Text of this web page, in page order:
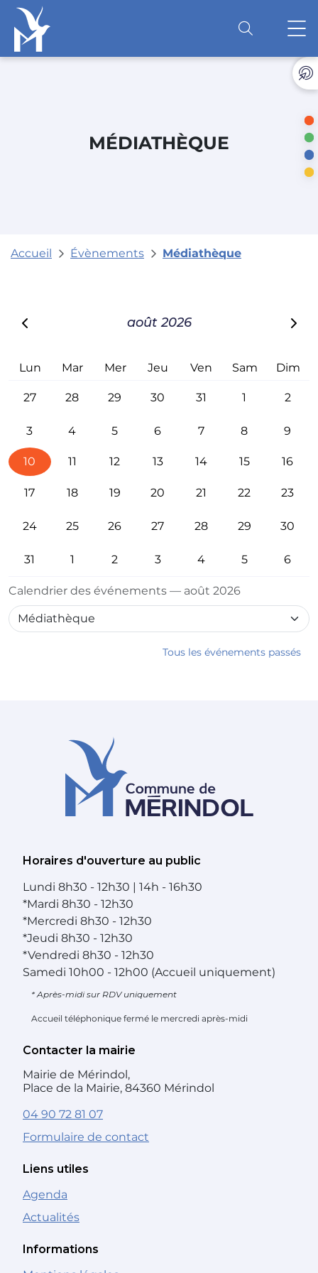
MÉDIATHÈQUE
Accueil Évènements Médiathèque
Tous les événements passés
août 2026
Calendrier des événements — août 2026
Lun Mar Mer Jeu Ven Sam Dim
27 28 29 30 31 1 2
3 4 5 6 7 8 9
10 11 12 13 14 15 16
17 18 19 20 21 22 23
24 25 26 27 28 29 30
31 1 2 3 4 5 6
Horaires d'ouverture au public
Lundi 8h30 - 12h30 | 14h - 16h30
*Mardi 8h30 - 12h30
*Mercredi 8h30 - 12h30
*Jeudi 8h30 - 12h30
*Vendredi 8h30 - 12h30
Samedi 10h00 - 12h00 (Accueil uniquement)
* Après-midi sur RDV uniquement
Accueil téléphonique fermé le mercredi après-midi
Contacter la mairie
Mairie de Mérindol,
Place de la Mairie, 84360 Mérindol
04 90 72 81 07
Formulaire de contact
Liens utiles
Agenda
Actualités
Informations